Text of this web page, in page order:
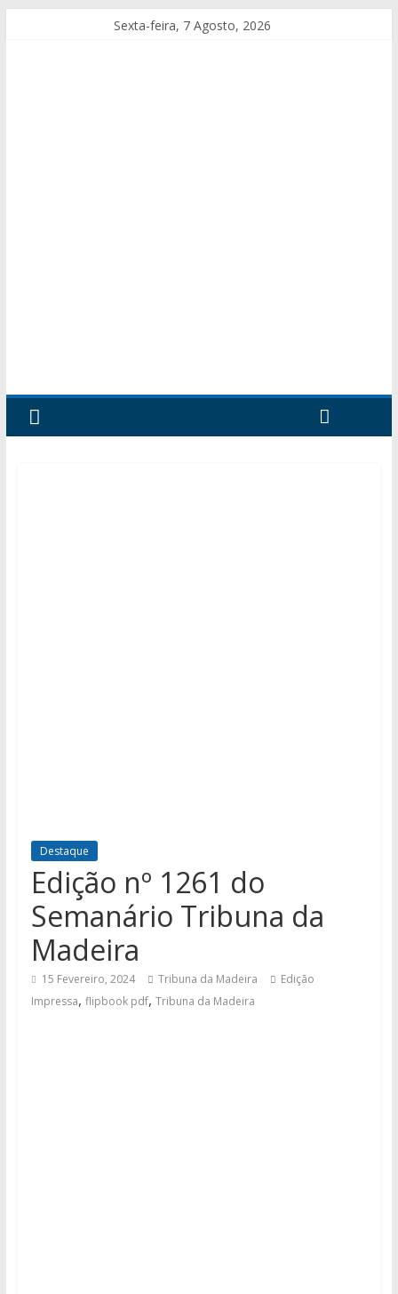
Sexta-feira, 7 Agosto, 2026
Destaque
Edição nº 1261 do
Semanário Tribuna da
Madeira
15 Fevereiro, 2024 Tribuna da Madeira
Edição
Impressa, flipbook pdf, Tribuna da Madeira